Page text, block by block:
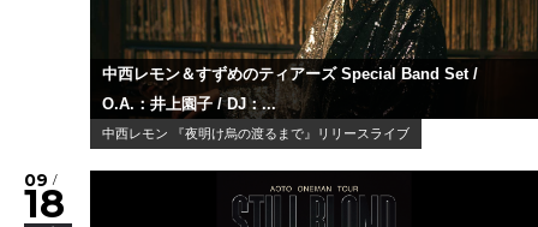
中西レモン＆すずめのティアーズ Special Band Set /
O.A.：井上園子 / DJ：...
中西レモン 『夜明け烏の渡るまで』リリースライブ
09 /
18